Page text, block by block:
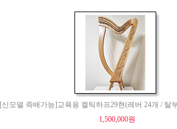
[신모델 즉배가능]교육용 켈틱하프29현(레버 24개 / 탈
1,500,000원